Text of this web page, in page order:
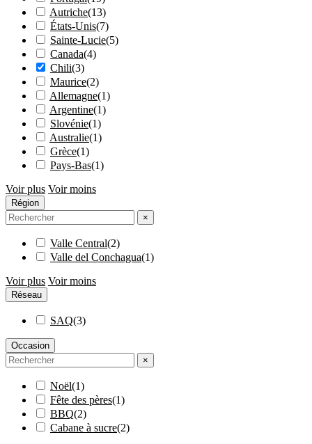
Autriche(13)
États-Unis(7)
Sainte-Lucie(5)
Canada(4)
Chili(3)
Maurice(2)
Allemagne(1)
Argentine(1)
Slovénie(1)
Australie(1)
Grèce(1)
Pays-Bas(1)
Voir plus Voir moins
Région
×
Valle Central(2)
Valle del Conchagua(1)
Voir plus Voir moins
Réseau
SAQ(3)
Occasion
×
Noël(1)
Fête des pères(1)
BBQ(2)
Cabane à sucre(2)